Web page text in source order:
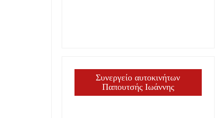
Συνεργείο αυτοκινήτων
Παπουτσής Ιωάννης